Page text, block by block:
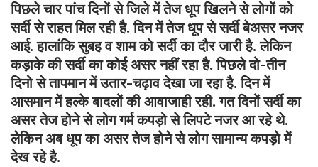
पिछले चार पांच दिनों से जिले में तेज धूप खिलने से लोगों को
सर्दी से राहत मिल रही है. दिन में तेज धूप से सर्दी बेअसर नजर
आई. हालांकि सुबह व शाम को सर्दी का दौर जारी है. लेकिन
कड़ाके की सर्दी का कोई असर नहीं रहा है. पिछले दो-तीन
दिनो से तापमान में उतार-चढ़ाव देखा जा रहा है. दिन में
आसमान में हल्के बादलों की आवाजाही रही. गत दिनों सर्दी का
असर तेज होने से लोग गर्म कपड़ो से लिपटे नजर आ रहे थे.
लेकिन अब धूप का असर तेज होने से लोग सामान्य कपड़ो में
देख रहे है.